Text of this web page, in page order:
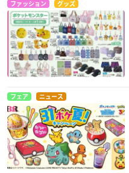
ファッション グッズ
フェア ニュース